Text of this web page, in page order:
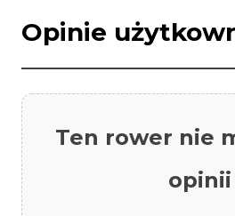
Opinie
Ten rower nie
opinii